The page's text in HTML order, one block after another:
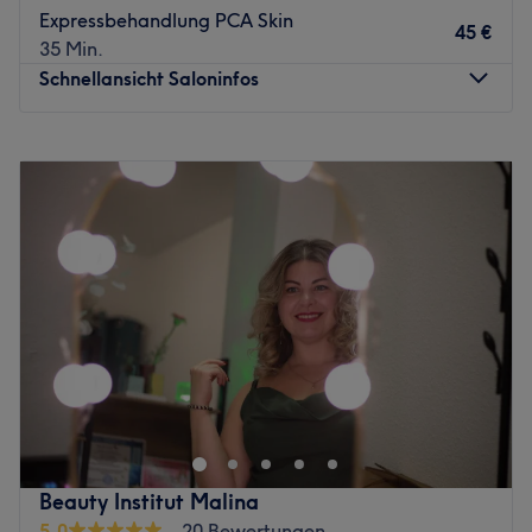
Was uns an dem Salon gefällt:
Atmosphäre: Angenehm, modern, zum Wohlfühlen.
Expertise: Haarschnitte & -stylings.
Zurück zur Salonansicht
Expressbehandlung PCA Skin
35 Min.
45 €
Schnellansicht Saloninfos
Dienstag
Donnerstag
Freitag
10:00
10:00
Sonntag
Geschlossen
Düsseldorfer auf der Suche nach natürlicher Schönheit
durch Expertentechnik? Direkt in der Stadtmitte werden
suchende Düsseldorfer im Kosmetiksalon Secrets of Beauty
fündig und können sich bei einem persönlichen Termin
selbst überzeugen lassen. Den Wunschtermin einfach
online über Treatwell gebucht, steht der eigenen
Beauty Institut Malina